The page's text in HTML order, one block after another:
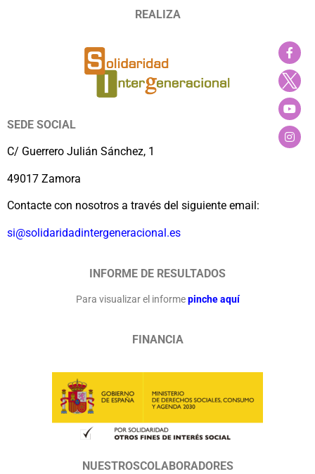
REALIZA
SEDE SOCIAL
C/ Guerrero Julián Sánchez, 1
49017 Zamora
Contacte con nosotros a través del siguiente email:
si@solidaridadintergeneracional.es
INFORME DE RESULTADOS
Para visualizar el informe pinche aquí
FINANCIA
NUESTROSCOLABORADORES